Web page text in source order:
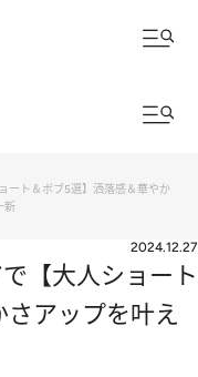
ート＆ボブ5選】洒落感＆華やか
新
2024.12.27
【大人ショート
アップを叶え